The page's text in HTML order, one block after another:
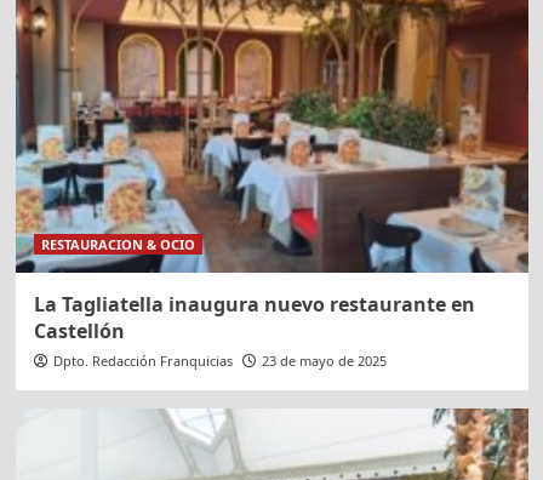
RESTAURACION & OCIO
La Tagliatella inaugura nuevo restaurante en
Castellón
Dpto. Redacción Franquicias 23 de mayo de 2025